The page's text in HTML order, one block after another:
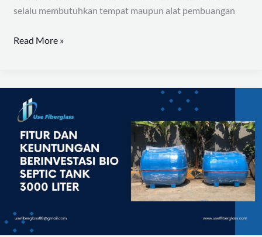
selalu membutuhkan tempat maupun alat pembuangan
Read More »
Harga
Bio
Septic
Tank
3000
Liter
Murah
&
Terjangkau